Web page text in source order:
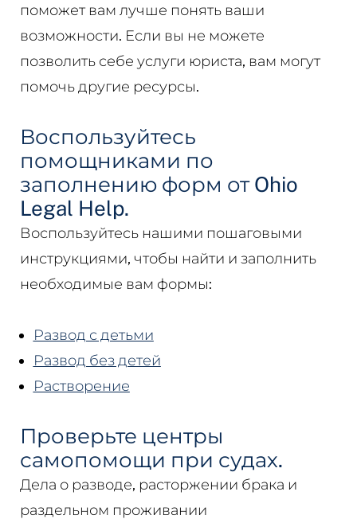
поможет вам лучше понять ваши
возможности. Если вы не можете
позволить себе услуги юриста, вам могут
помочь другие ресурсы.
Воспользуйтесь
помощниками по
заполнению форм от Ohio
Legal Help.
Воспользуйтесь нашими пошаговыми
инструкциями, чтобы найти и заполнить
необходимые вам формы:
Развод с детьми
Развод без детей
Растворение
Проверьте центры
самопомощи при судах.
Дела о разводе, расторжении брака и
раздельном проживании